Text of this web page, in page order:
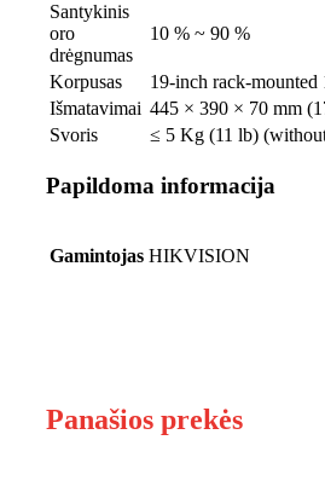
Santykinis
oro
drėgnumas
10 % ~ 90 %
Korpusas
19-inch rack-mounted
Išmatavimai 445 × 390 × 70 mm
Svoris
≤ 5 Kg (11 lb)
Papildoma informacija
Gamintojas HIKVISION
Panašios prekės